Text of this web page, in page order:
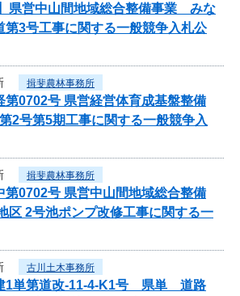
県営中山間地域総合整備事業 みな
3号工事に関する一般競争入札公
揖斐農林事務所
第0702号 県営経営体育成基盤整備
2号第5期工事に関する一般競争入
揖斐農林事務所
第0702号 県営中山間地域総合整備
区 2号池ポンプ改修工事に関する一
古川土木事務所
1単第道改-11-4-K1号 県単 道路